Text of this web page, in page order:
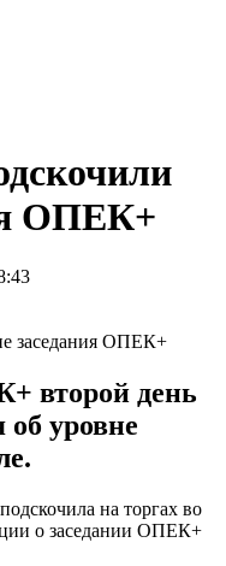
ОПЕК+
второй день
об уровне
на торгах во
о заседании ОПЕК+